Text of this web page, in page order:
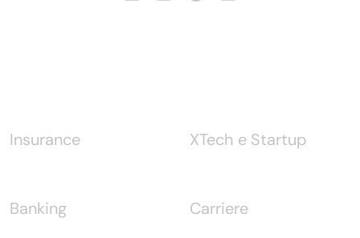
Insurance
Banking
XTech e Startup
Carriere